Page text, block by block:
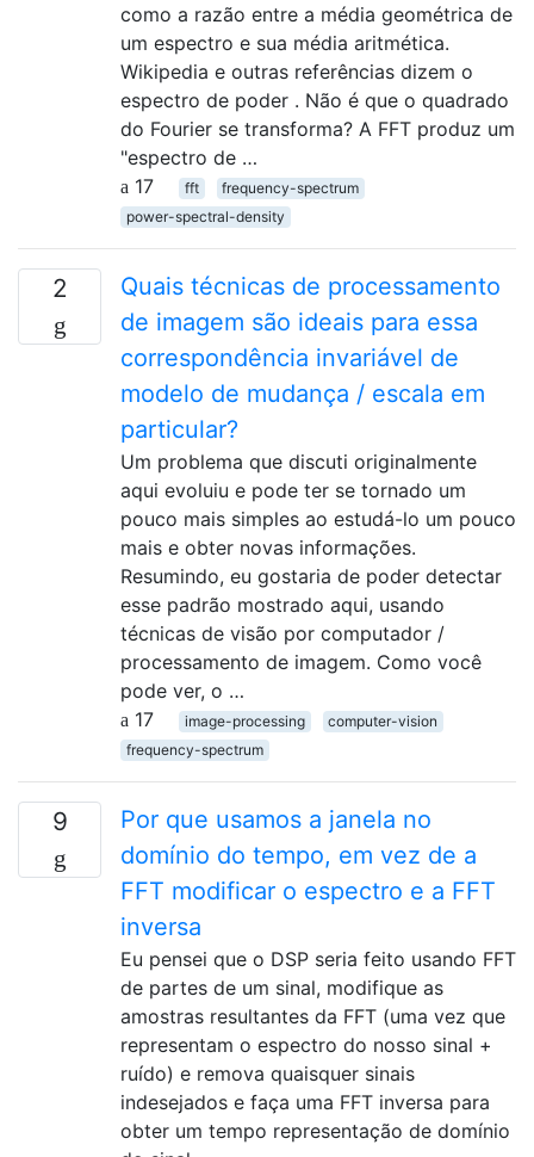
como a razão entre a média geométrica de
um espectro e sua média aritmética.
Wikipedia e outras referências dizem o
espectro de poder . Não é que o quadrado
do Fourier se transforma? A FFT produz um
"espectro de …
17
fft
frequency-spectrum
power-spectral-density
2
Quais técnicas de processamento
de imagem são ideais para essa
correspondência invariável de
modelo de mudança / escala em
particular?
Um problema que discuti originalmente
aqui evoluiu e pode ter se tornado um
pouco mais simples ao estudá-lo um pouco
mais e obter novas informações.
Resumindo, eu gostaria de poder detectar
esse padrão mostrado aqui, usando
técnicas de visão por computador /
processamento de imagem. Como você
pode ver, o …
17
image-processing
computer-vision
frequency-spectrum
9
Por que usamos a janela no
domínio do tempo, em vez de a
FFT modificar o espectro e a FFT
inversa
Eu pensei que o DSP seria feito usando FFT
de partes de um sinal, modifique as
amostras resultantes da FFT (uma vez que
representam o espectro do nosso sinal +
ruído) e remova quaisquer sinais
indesejados e faça uma FFT inversa para
obter um tempo representação de domínio